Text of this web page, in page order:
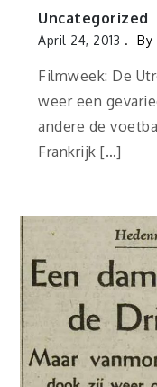
Uncategorized
April 24, 2013 By
Filmweek: De
weer een
andere de
Frankrijk […]